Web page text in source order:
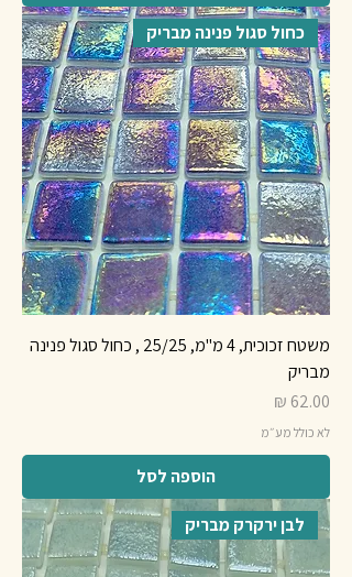
כחול סגול פנינה מבריק
משטח זכוכית, 4 מ"מ, 25/25 , כחול סגול פנינה
מבריק
מחיר
לא כולל מע״מ
הוספה לסל
לבן ירקרק מבריק